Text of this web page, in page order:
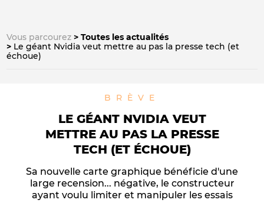
Vous parcourez
Toutes les actualités
Le géant Nvidia veut mettre au pas la presse tech (et
échoue)
BRÈVE
LE GÉANT NVIDIA VEUT
METTRE AU PAS LA PRESSE
TECH (ET ÉCHOUE)
Sa nouvelle carte graphique bénéficie d'une
large recension... négative, le constructeur
ayant voulu limiter et manipuler les essais